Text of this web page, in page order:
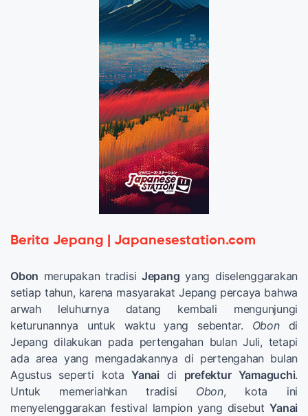
Berita Jepang | Japanesestation.com
Obon merupakan tradisi Jepang yang diselenggarakan
setiap tahun, karena masyarakat Jepang percaya bahwa
arwah leluhurnya datang kembali mengunjungi
keturunannya untuk waktu yang sebentar. Obondi
Jepang dilakukan pada pertengahan bulan Juli, tetapi
ada area yang mengadakannya di pertengahan bulan
Agustus seperti kota Yanai di prefektur Yamaguchi.
Untuk memeriahkan tradisi Obon, kota ini
menyelenggarakan festival lampion yang disebutYanai